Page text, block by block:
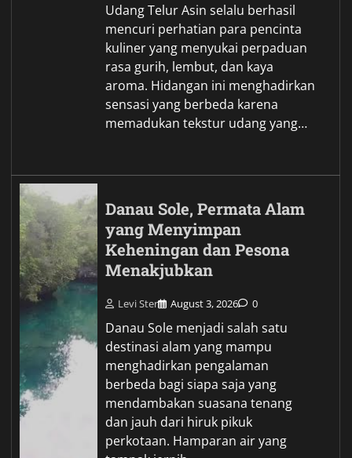
Udang Telur Asin selalu berhasil
mencuri perhatian para pencinta
kuliner yang menyukai perpaduan
rasa gurih, lembut, dan kaya
aroma. Hidangan ini menghadirkan
sensasi yang berbeda karena
memadukan tekstur udang yang…
Danau Sole, Permata Alam
yang Menyimpan
Keheningan dan Pesona
Menakjubkan
Levi Ster August 3, 2026 0
Danau Sole menjadi salah satu
destinasi alam yang mampu
menghadirkan pengalaman
berbeda bagi siapa saja yang
mendambakan suasana tenang
dan jauh dari hiruk pikuk
perkotaan. Hamparan air yang